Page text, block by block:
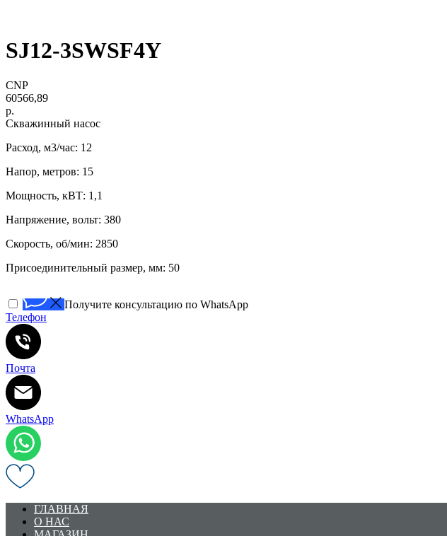
SJ12-3SWSF4Y
CNP
60566,89
р.
Скважинный насос
Расход, м3/час: 12
Напор, метров: 15
Мощность, кВТ: 1,1
Напряжение, вольт: 380
Скорость, об/мин: 2850
Присоединительный размер, мм: 50
Получите консультацию по WhatsApp
Телефон
Почта
WhatsApp
ГЛАВНАЯ
О НАС